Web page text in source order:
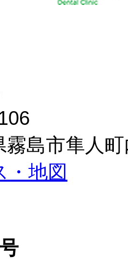
霧島市隼人
・地図